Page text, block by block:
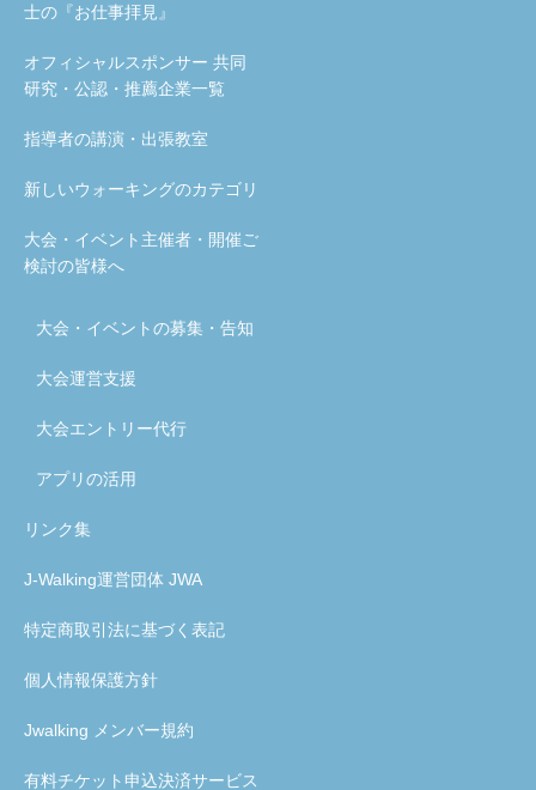
士の『お仕事拝見』
オフィシャルスポンサー 共同
研究・公認・推薦企業一覧
指導者の講演・出張教室
新しいウォーキングのカテゴリ
大会・イベント主催者・開催ご
検討の皆様へ
大会・イベントの募集・告知
大会運営支援
大会エントリー代行
アプリの活用
リンク集
J-Walking運営団体 JWA
特定商取引法に基づく表記
個人情報保護方針
Jwalking メンバー規約
有料チケット申込決済サービス